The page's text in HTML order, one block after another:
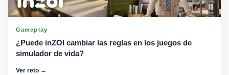
Gameplay
¿Puede inZOI cambiar las reglas en los juegos de
simulador de vida?
Ver reto →